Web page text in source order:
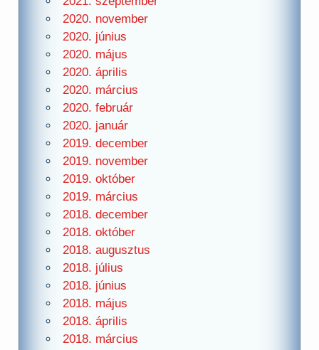
2020. november
2020. június
2020. május
2020. április
2020. március
2020. február
2020. január
2019. december
2019. november
2019. október
2019. március
2018. december
2018. október
2018. augusztus
2018. július
2018. június
2018. május
2018. április
2018. március